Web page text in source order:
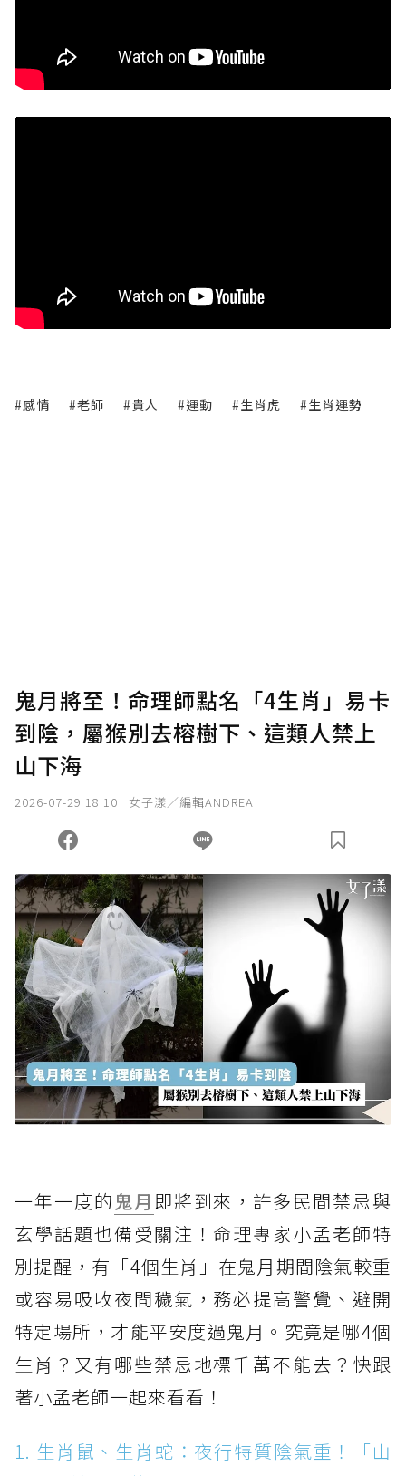
#感情 #老師 #貴人 #運動 #生肖虎 #生肖運勢
鬼月將至！命理師點名「4生肖」易卡
到陰，屬猴別去榕樹下、這類人禁上
山下海
2026-07-29 18:10 女子漾／編輯ANDREA
一年一度的鬼月 即將到來，許多民間禁忌與
玄學話題也備受關注！命理專家小孟老師特
別提醒，有「4個生肖」在鬼月期間陰氣較重
或容易吸收夜間穢氣，務必提高警覺、避開
特定場所，才能平安度過鬼月。究竟是哪4個
生肖？又有哪些禁忌地標千萬不能去？快跟
著小孟老師一起來看看！
1. 生肖鼠、生肖蛇：夜行特質陰氣重！「山